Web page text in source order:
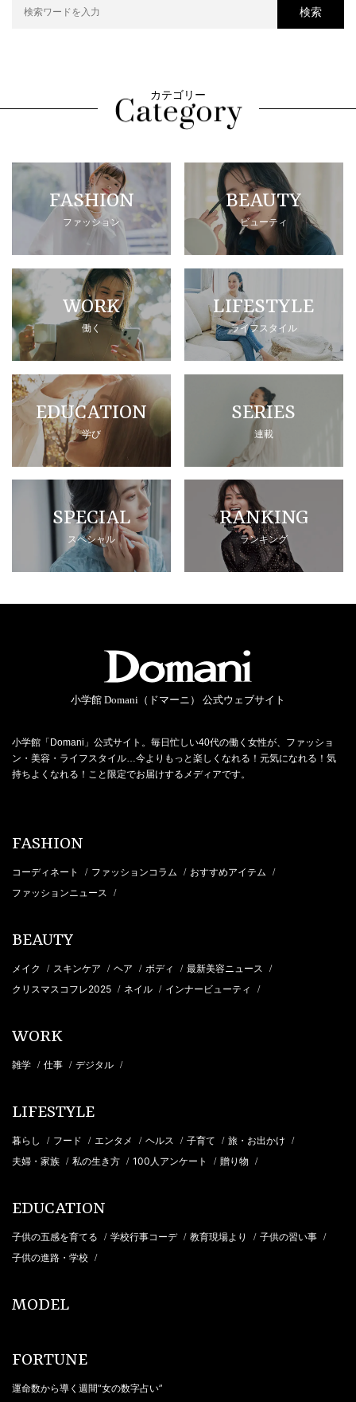
検索
カテゴリー
FASHION
ファッション
BEAUTY
ビューティ
WORK
働く
LIFESTYLE
ライフスタイル
EDUCATION
学び
SERIES
連載
SPECIAL
スペシャル
RANKING
ランキング
小学館 Domani（ドマーニ） 公式ウェブサイト
小学館「Domani」公式サイト。毎日忙しい40代の働く女性が、ファッショ
ン・美容・ライフスタイル…今よりもっと楽しくなれる！元気になれる！気
持ちよくなれる！こと限定でお届けするメディアです。
FASHION
コーディネート / ファッションコラム / おすすめアイテム /
ファッションニュース /
BEAUTY
メイク / スキンケア / ヘア / ボディ / 最新美容ニュース /
クリスマスコフレ2025 / ネイル / インナービューティ /
WORK
雑学 / 仕事 / デジタル /
LIFESTYLE
暮らし / フード / エンタメ / ヘルス / 子育て / 旅・お出かけ /
夫婦・家族 / 私の生き方 / 100人アンケート / 贈り物 /
EDUCATION
子供の五感を育てる / 学校行事コーデ / 教育現場より / 子供の習い事 /
子供の進路・学校 /
MODEL
FORTUNE
運命数から導く週間“女の数字占い”